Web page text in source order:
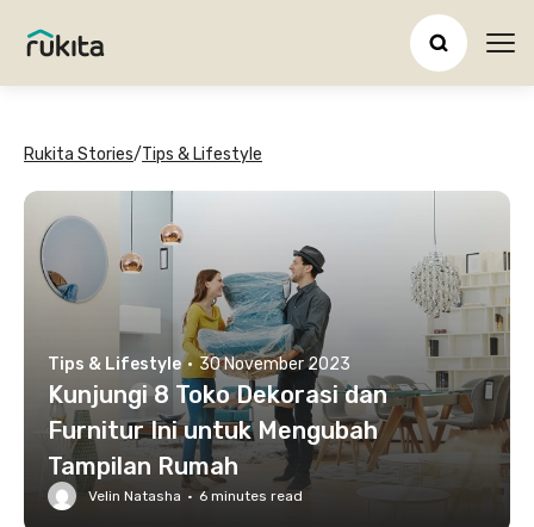
Rukita Stories/Tips & Lifestyle
Tips & Lifestyle · 30 November 2023
Kunjungi 8 Toko Dekorasi dan
Furnitur Ini untuk Mengubah
Tampilan Rumah
Velin Natasha · 6 minutes read